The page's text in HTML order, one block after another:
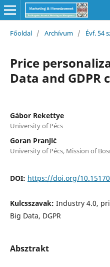
Főoldal / Archívum / Évf. 54
Price
Data and GDPR
Gábor Rekettye
University of Pécs
Goran Pranjić
University of Pécs, Mission of
DOI: https://doi.org/
Kulcsszavak: Industry 4.0,
Big Data, DGPR
Absztrakt